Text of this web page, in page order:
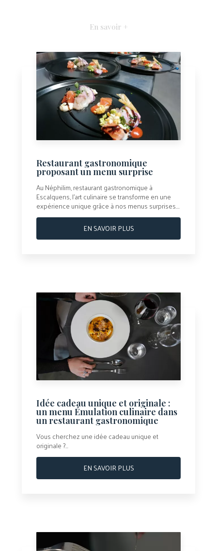
En savoir +
Restaurant gastronomique
proposant un menu surprise
Au Néphilim, restaurant gastronomique à
Escalquens, l’art culinaire se transforme en une
expérience unique grâce à nos menus surprises....
EN SAVOIR PLUS
Idée cadeau unique et originale :
un menu Émulation culinaire dans
un restaurant gastronomique
Vous cherchez une idée cadeau unique et
originale ?...
EN SAVOIR PLUS